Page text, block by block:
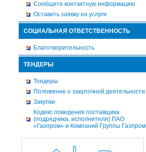
Сообщите контактную информацию
Оставить заявку на услуги
СОЦИАЛЬНАЯ ОТВЕТСТВЕННОСТЬ
Благотворительность
ТЕНДЕРЫ
Тендеры
Положение о закупочной деятельности
Закупки
Кодекс поведения поставщика
(подрядчика, исполнителя) ПАО
«Газпром» и Компаний Группы Газпром